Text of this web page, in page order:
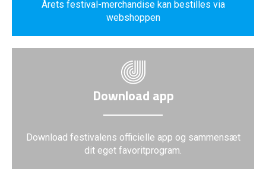
Årets festival-merchandise kan bestilles via
webshoppen
Download app
Download festivalens officielle app og sammensæt
dit eget favoritprogram.